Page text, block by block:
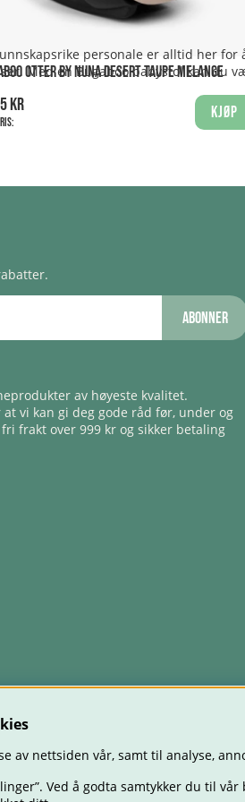
personale er alltid her for
Med en Bugaboo babystol kan du
OTTER BY NUNA DESERT TAUPE MELANGE
kr Kjøp
Abonner
av høyeste kvalitet.
vi kan gi deg gode råd før, under og
frakt over 999 kr og sikker betaling
av nettsiden vår, samt til analyse,
Ved å godta samtykker du til